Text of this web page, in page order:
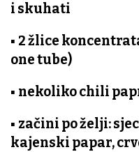
i skuhati
▪ 2 žlice
one tube)
▪ nekoliko chili
▪ začini po želji:
kajenski papar,